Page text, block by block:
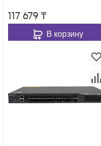
117 679 ₸
В корзину